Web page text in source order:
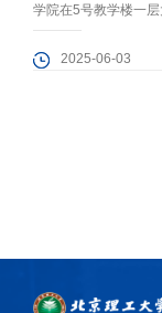
学院在5号教学楼一
码”体验活动。活动吸
节，通过趣味知识问
2025-06-03